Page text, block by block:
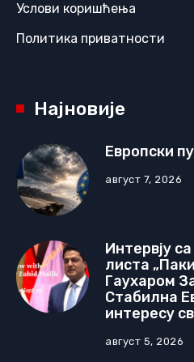
Услови коришћења
Политика приватности
Најновије
Европски
август 7, 2026
Интервју
листа
Гаухаром
Стабилна
интересу
август 5, 2026